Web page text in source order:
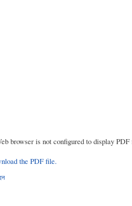
browser is not configured to display PDF
the PDF file.